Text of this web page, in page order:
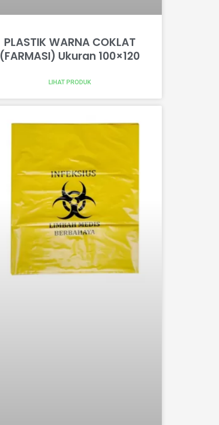
PLASTIK WARNA COKLAT
(FARMASI) Ukuran 100×120
LIHAT PRODUK